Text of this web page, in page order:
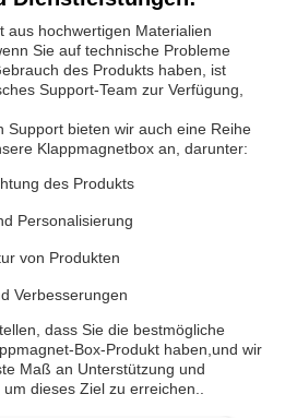
aus hochwertigen Materialien
Sie auf technische Probleme
des Produkts haben, ist
Support-Team zur Verfügung,
Support bieten wir auch eine Reihe
Klappmagnetbox an, darunter:
des Produkts
Personalisierung
von Produkten
Verbesserungen
dass Sie die bestmögliche
Box-Produkt haben,und wir
Maß an Unterstützung und
dieses Ziel zu erreichen..